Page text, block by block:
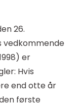
26.
vedkommende
er
Hvis
end otte år
første